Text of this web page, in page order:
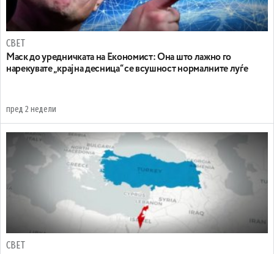
СВЕТ
Маск до уредничката на Економист: Она што лажно го
нарекувате „крајна десница“ се всушност нормалните луѓе
пред 2 недели
СВЕТ